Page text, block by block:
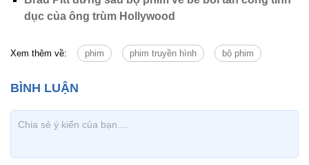
dục của ông trùm Hollywood
Xem thêm về: phim phim truyền hình bộ phim